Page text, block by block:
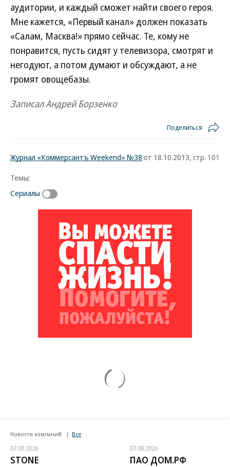
аудитории, и каждый сможет найти своего героя.
Мне кажется, «Первый канал» должен показать
«Салам, Масква!» прямо сейчас. Те, кому не
понравится, пусть сидят у телевизора, смотрят и
негодуют, а потом думают и обсуждают, а не
громят овощебазы.
Записал Андрей Борзенко
Поделиться
Журнал «Коммерсантъ Weekend» №38 от 18.10.2013, стр. 101
Темы:
Сериалы
Новости компаний Все
07.08.2026
STONE
07.08.2026
ПАО ДОМ.РФ